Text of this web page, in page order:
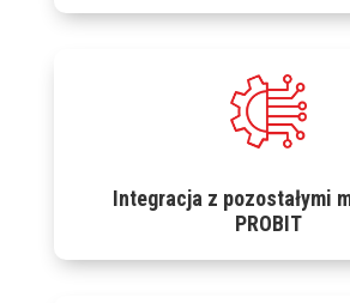
Integracja z pozostałymi
PROBIT